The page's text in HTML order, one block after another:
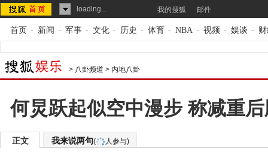
loading... 我的搜狐 邮件
首页 - 新闻 - 军事 - 文化 - 历史 - 体育 - NBA - 视频 - 娱谈 -
> 八卦频道 > 内地八卦
何炅跃起似空中漫步 称减重
正文 我来说两句( 人参与)